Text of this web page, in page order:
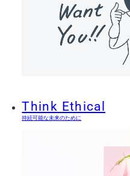
Think Ethical
持続可能な未来のために